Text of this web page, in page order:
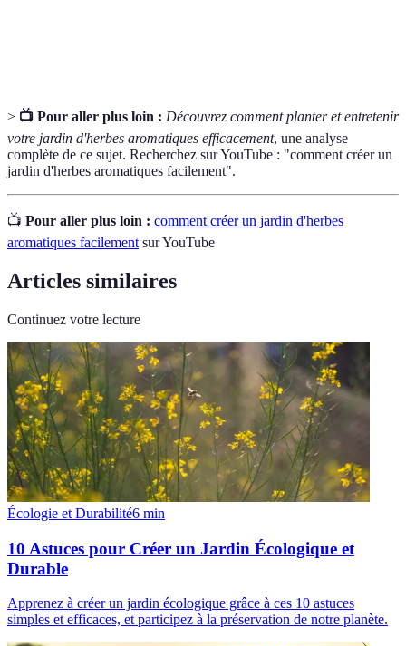
> 📺 Pour aller plus loin : Découvrez comment planter et entretenir
votre jardin d'herbes aromatiques efficacement, une analyse
complète de ce sujet. Recherchez sur YouTube : "comment créer un
jardin d'herbes aromatiques facilement".
📺 Pour aller plus loin : comment créer un jardin d'herbes
aromatiques facilement sur YouTube
Articles similaires
Continuez votre lecture
Écologie et Durabilité6 min
10 Astuces pour Créer un Jardin Écologique et
Durable
Apprenez à créer un jardin écologique grâce à ces 10 astuces
simples et efficaces, et participez à la préservation de notre planète.